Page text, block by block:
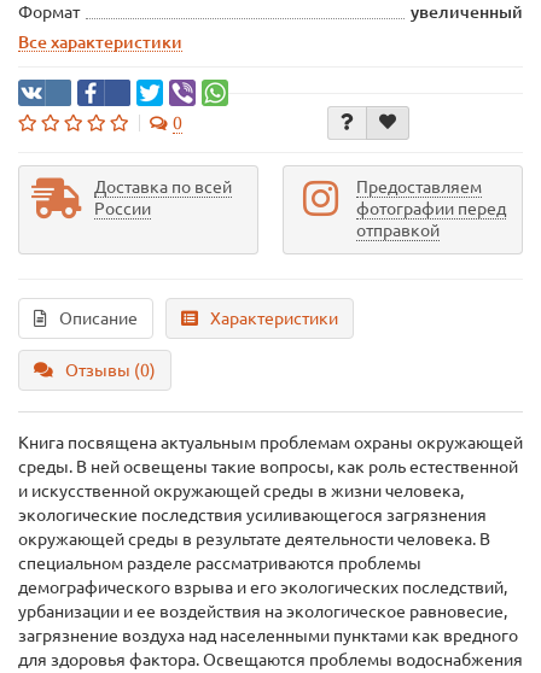
Формат
увеличенный
Все характеристики
0
Доставка по всей
России
Предоставляем
фотографии перед
отправкой
Описание Характеристики
Отзывы (0)
Книга посвящена актуальным проблемам охраны окружающей
среды. В ней освещены такие вопросы, как роль естественной
и искусственной окружающей среды в жизни человека,
экологические последствия усиливающегося загрязнения
окружающей среды в результате деятельности человека. В
специальном разделе рассматриваются проблемы
демографического взрыва и его экологических последствий,
урбанизации и ее воздействия на экологическое равновесие,
загрязнение воздуха над населенными пунктами как вредного
для здоровья фактора. Освещаются проблемы водоснабжения